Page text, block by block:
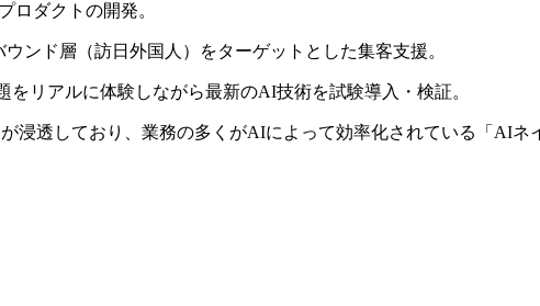
ロダクトの開発。
ンド層（訪日外国人）をターゲットとした集客支援。
リアルに体験しながら最新のAI技術を試験導入・検証。
浸透しており、業務の多くがAIによって効率化されている「AIネ